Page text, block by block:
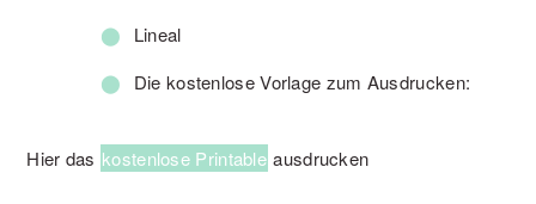
Lineal
Die kostenlose Vorlage zum Ausdrucken:
Hier das kostenlose Printable ausdrucken